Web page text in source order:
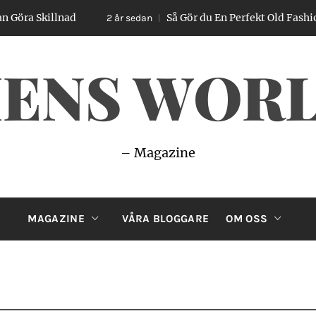
2 år sedan Så Gör du En Perfekt Old Fashioned –
– Magazine
MAGAZINE VÅRA BLOGGARE OM OSS